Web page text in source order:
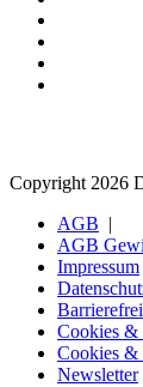
Copyright 2026
AGB
AGB
Impressum
Cookies &
Cookies &
Newsletter